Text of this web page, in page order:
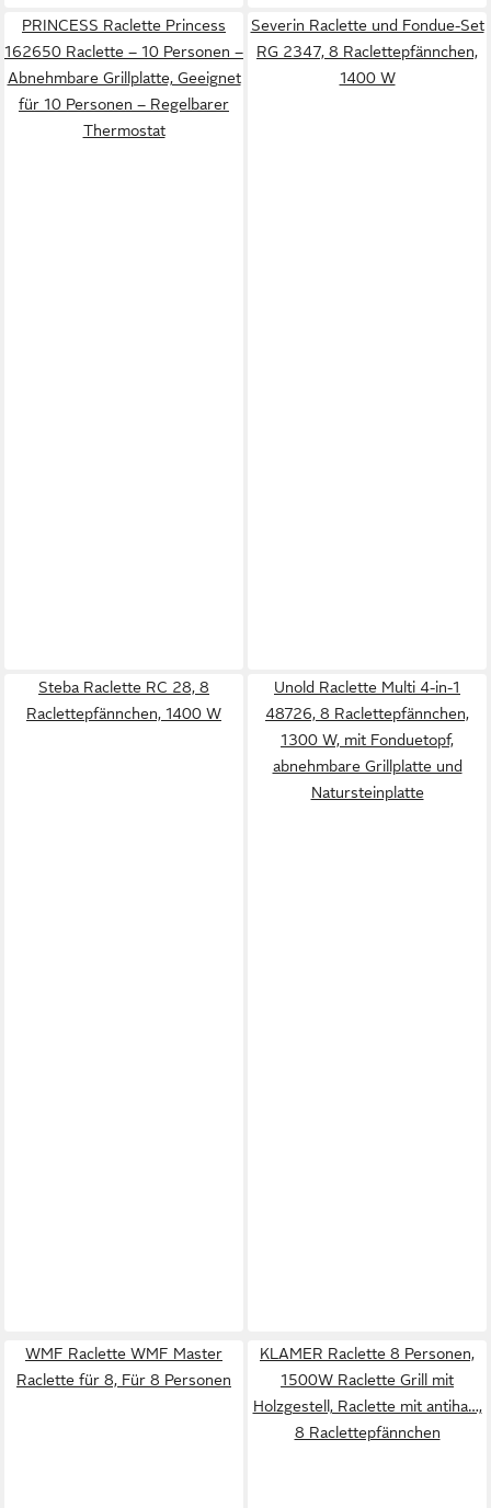
PRINCESS Raclette Princess
162650 Raclette – 10 Personen –
Abnehmbare Grillplatte, Geeignet
für 10 Personen – Regelbarer
Thermostat
Severin Raclette und Fondue-Set
RG 2347, 8 Raclettepfännchen,
1400 W
Steba Raclette RC 28, 8
Raclettepfännchen, 1400 W
Unold Raclette Multi 4-in-1
48726, 8 Raclettepfännchen,
1300 W, mit Fonduetopf,
abnehmbare Grillplatte und
Natursteinplatte
WMF Raclette WMF Master
Raclette für 8, Für 8 Personen
KLAMER Raclette 8 Personen,
1500W Raclette Grill mit
Holzgestell, Raclette mit antiha…,
8 Raclettepfännchen